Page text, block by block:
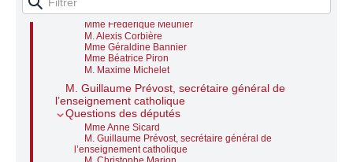
Questions des représentants des groupes
Mme Frédérique Meunier
M. Alexis Corbière
Mme Géraldine Bannier
Mme Béatrice Piron
M. Maxime Michelet
M. Guillaume Prévost, secrétaire général de
l’enseignement catholique
Questions des députés
Mme Anne Sicard
M. Guillaume Prévost, secrétaire général de
l’enseignement catholique